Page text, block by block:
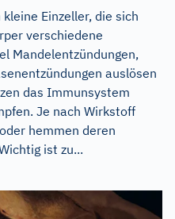
Einzeller, die sich
verschiedene
Mandelentzündungen,
auslösen
das Immunsystem
Je nach Wirkstoff
hemmen deren
ist zu...